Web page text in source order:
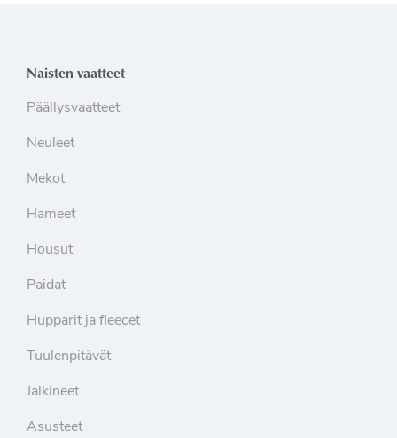
Naisten vaatteet
Päällysvaatteet
Neuleet
Mekot
Hameet
Housut
Paidat
Hupparit ja fleecet
Tuulenpitävät
Jalkineet
Asusteet